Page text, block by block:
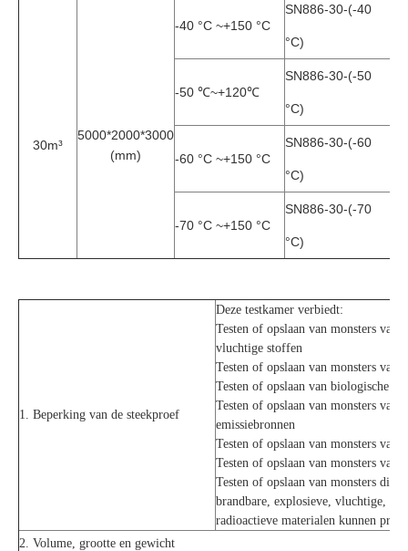
30m³
5000*2000*3000
(mm)
-40 °C ~+150 °C
SN886-30-(-40
°C)
-50 ℃~+120℃
SN886-30-(-50
°C)
-60 °C ~+150 °C
SN886-30-(-60
°C)
-70 °C ~+150 °C
SN886-30-(-70
°C)
1. Beperking van de steekproef
Deze testkamer verbiedt:
Testen of opslaan van monsters van
vluchtige stoffen
Testen of opslaan van monsters van
Testen of opslaan van biologische
Testen of opslaan van monsters van
emissiebronnen
Testen of opslaan van monsters van
Testen of opslaan van monsters van
Testen of opslaan van monsters die
brandbare, explosieve, vluchtige,
radioactieve materialen kunnen
2. Volume, grootte en gewicht